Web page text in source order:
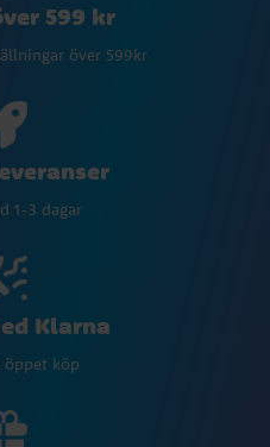
599 kr
över 599kr
1-3 dagar
Klarna
öppet köp